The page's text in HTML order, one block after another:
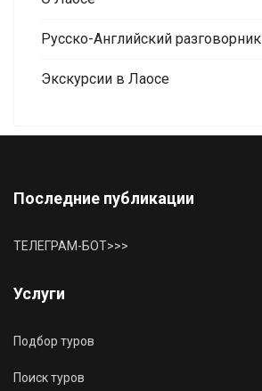
Русско-Английский разговорник
Экскурсии в Лаосе
Последние публикации
ТЕЛЕГРАМ-БОТ>>>
Услуги
Подбор туров
Поиск туров